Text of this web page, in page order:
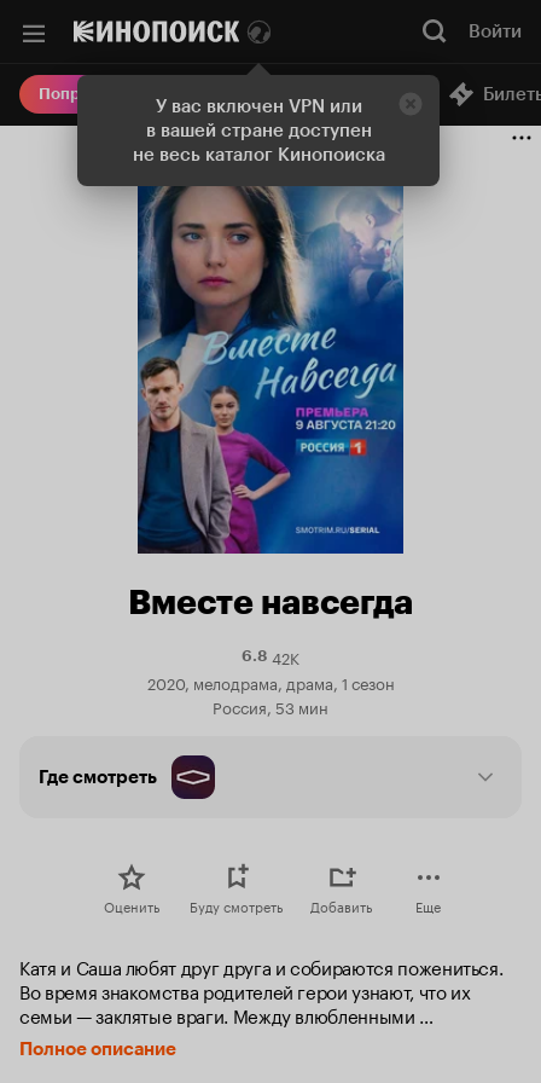
У вас включен VPN или
в вашей стране доступен
не весь каталог Кинопоиска
Войти
Попробовать Плюс Онлайн-кинотеатр
Вместе навсегда
6.8Рейтинг
Кинопоиска
42K
2020, мелодрама, драма, 1 сезон
Россия, 53 мин
Где смотреть
Оценить Буду смотреть Добавить Еще
Катя и Саша любят друг друга и собираются пожениться.
Во время знакомства родителей герои узнают, что их
семьи — заклятые враги. Между влюбленными
неожиданно встает богатый бизнесмен Роман Гордеев,
владелец подпольного казино. Гордеев ни перед чем не
Полное описание